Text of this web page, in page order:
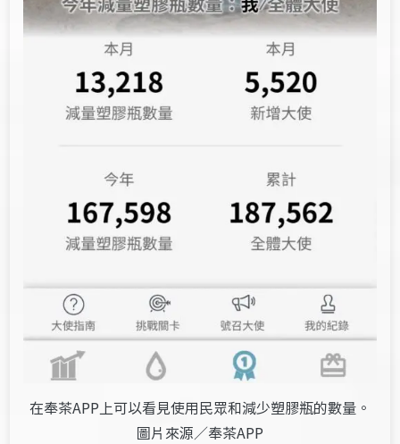
在奉茶APP上可以看見使用民眾和減少塑膠瓶的數量。
圖片來源／奉茶APP